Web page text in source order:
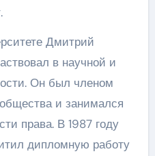
Дмитрий
в научной и
Он был членом
общества и занимался
права. В 1987 году
дипломную работу